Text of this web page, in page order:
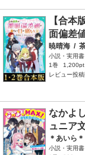
【合本
面偏差
暁晴海 /
小説・実用
1巻
1,200pt
レビュー投
なかよ
ュニア
＊あいら＊
小説・実用